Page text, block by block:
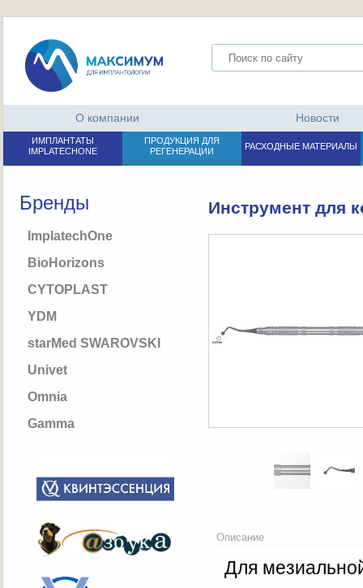
О компании Новости
ИМПЛАНТАТЫ
IMPLATECHONE
ПРОДУКЦИЯ ДЛЯ
РЕГЕНЕРАЦИИ
РАСХОДНЫЕ МАТЕРИАЛЫ
Бренды
ImplatechOne
BioHorizons
CYTOPLAST
YDM
starMed SWAROVSKI
Univet
Omnia
Gamma
Инструмент для
Описание
Для